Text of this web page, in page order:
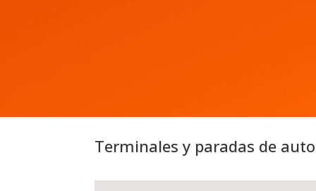
Terminales y paradas de